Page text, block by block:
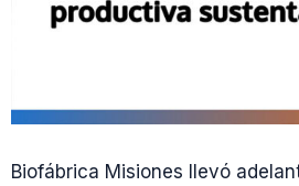
Biofábrica Misiones llevó